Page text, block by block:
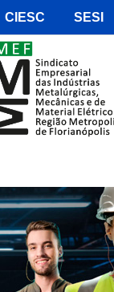
CIESC SESI